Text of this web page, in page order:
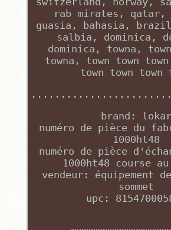
rab mirates, qatar,
guasia, bahasia,
salbia, dominica,
dominica, towna,
towna, town town
town town town
brand: lokar
numéro de pièce du
1000ht48
numéro de pièce
1000ht48 course au
vendeur: équipement
sommet
upc: